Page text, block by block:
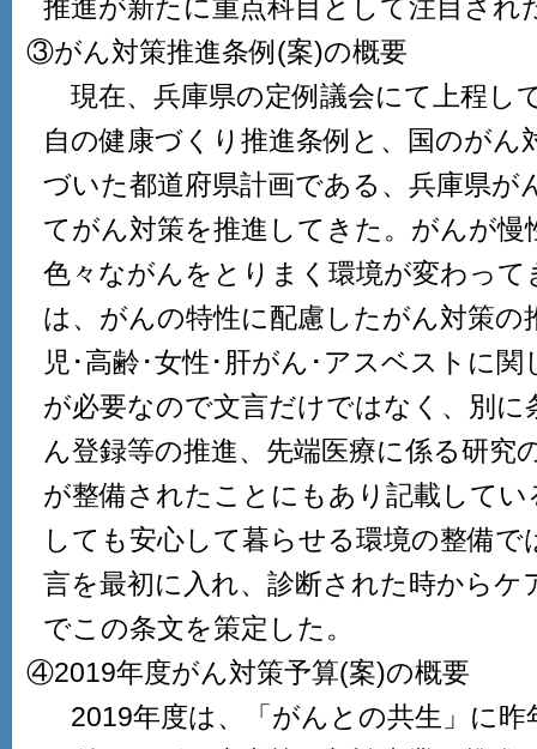
推進が新たに重点科目として注目され
③がん対策推進条例(案)の概要
現在、兵庫県の定例議会にて上程し
自の健康づくり推進条例と、国のがん
づいた都道府県計画である、兵庫県が
てがん対策を推進してきた。がんが慢
色々ながんをとりまく環境が変わって
は、がんの特性に配慮したがん対策の
児･高齢･女性･肝がん･アスベストに
が必要なので文言だけではなく、別
ん登録等の推進、先端医療に係る研究
が整備されたことにもあり記載して
しても安心して暮らせる環境の整備
言を最初に入れ、診断された時からケ
でこの条文を策定した。
④2019年度がん対策予算(案)の概要
2019年度は、「がんとの共生」に昨